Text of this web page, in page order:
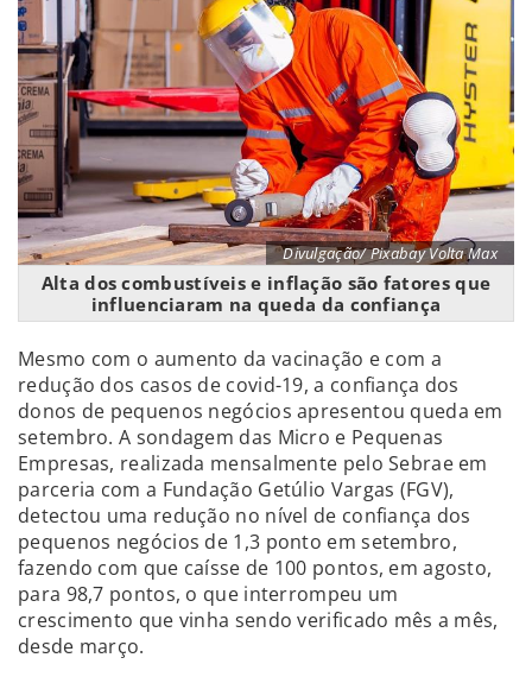
Divulgação/ Pixabay Volta Max
Alta dos combustíveis e inflação são fatores que
influenciaram na queda da confiança
Mesmo com o aumento da vacinação e com a
redução dos casos de covid-19, a confiança dos
donos de pequenos negócios apresentou queda em
setembro. A sondagem das Micro e Pequenas
Empresas, realizada mensalmente pelo Sebrae em
parceria com a Fundação Getúlio Vargas (FGV),
detectou uma redução no nível de confiança dos
pequenos negócios de 1,3 ponto em setembro,
fazendo com que caísse de 100 pontos, em agosto,
para 98,7 pontos, o que interrompeu um
crescimento que vinha sendo verificado mês a mês,
desde março.